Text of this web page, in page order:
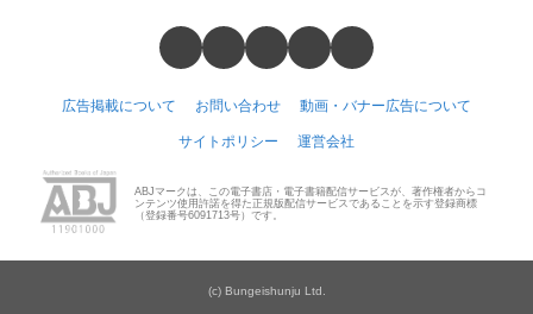
広告掲載について お問い合わせ 動画・バナー広告について
サイトポリシー 運営会社
ABJマークは、この電子書店・電子書籍配信サービスが、著作権者からコ
ンテンツ使用許諾を得た正規版配信サービスであることを示す登録商標
（登録番号6091713号）です。
(c) Bungeishunju Ltd.